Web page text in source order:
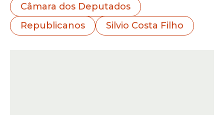
Na última eleição, Costa Filho obteve
votação expressiva, ultrapassando a marca
Câmara dos Deputados
Republicanos
Silvio Costa Filho